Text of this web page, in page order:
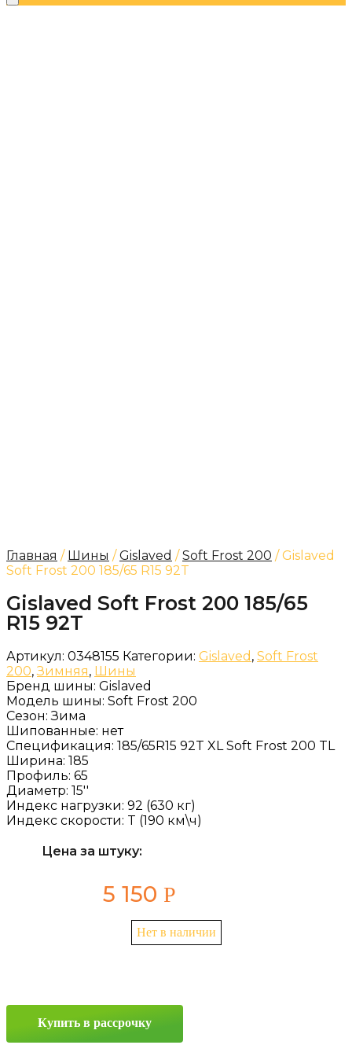
Главная / Шины /Gislaved /Soft Frost 200 / Gislaved
Soft Frost 200 185/65 R15 92T
Gislaved Soft Frost 200 185/65
R15 92T
Артикул: 0348155 Категории: Gislaved , Soft Frost
200,Зимняя, Шины
Бренд шины: Gislaved
Модель шины: Soft Frost 200
Сезон:Зима
Шипованные: нет
Спецификация: 185/65R15 92T XL Soft Frost 200 TL
Ширина: 185
Профиль: 65
Диаметр: 15''
Индекс нагрузки: 92 (630 кг)
Индекс скорости: T (190 км\ч)
Цена за штуку:
5 150 Р
Нет в наличии
Купить в рассрочку